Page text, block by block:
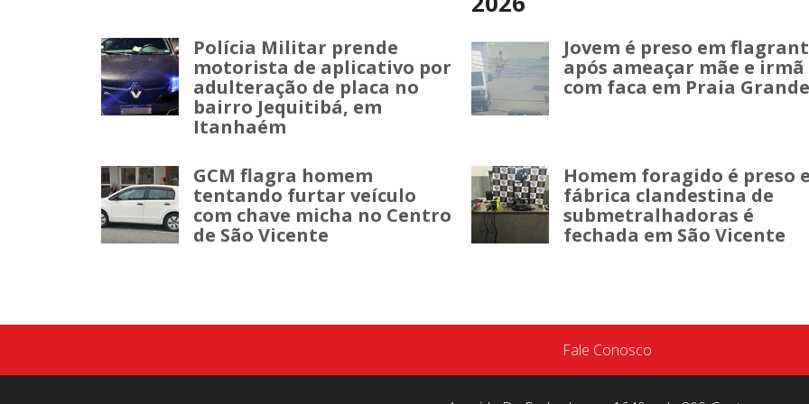
Polícia Militar prende
motorista de aplicativo por
adulteração de placa no
bairro Jequitibá, em
Itanhaém
Jovem é preso em
após ameaçar mãe e irmã
com faca em Praia Grande
GCM flagra homem
tentando furtar veículo
com chave micha no Centro
de São Vicente
Homem foragido é preso e
fábrica clandestina de
submetralhadoras é
fechada em São Vicente
Fale Conosco